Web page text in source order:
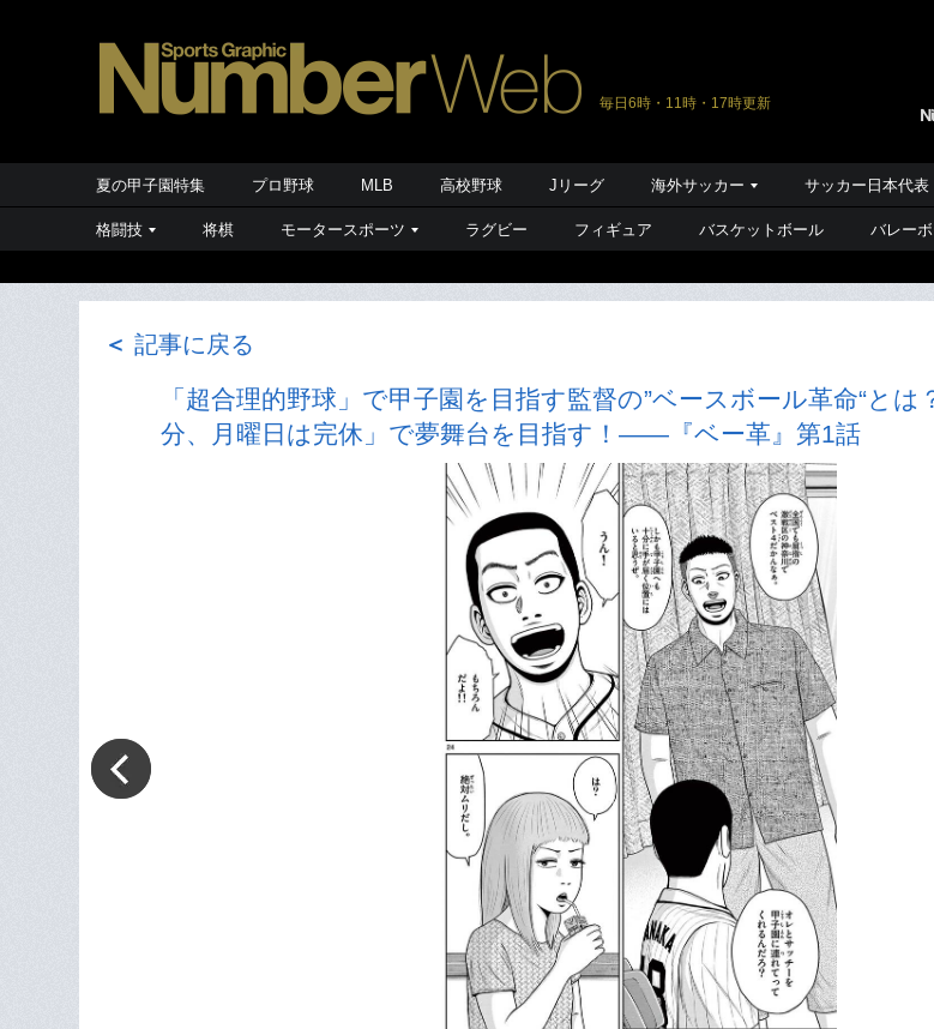
毎日6時・11時・17時更新
夏の甲子園特集 プロ野球 MLB 高校野球 Jリーグ 海外サッカー サッカー日本代表
格闘技 将棋 モータースポーツ ラグビー フィギュア バスケットボール バレー
＜ 記事に戻る
「超合理的野球」で甲子園を目指す監督の”ベースボール革命“とは
分、月曜日は完休」で夢舞台を目指す！――『ベー革』第1話